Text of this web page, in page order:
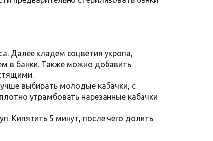
Далее кладем соцветия укропа,
в банки. Также можно добавить
выбирать молодые кабачки, с
утрамбовать нарезанные кабачки
Кипятить 5 минут, после чего долить